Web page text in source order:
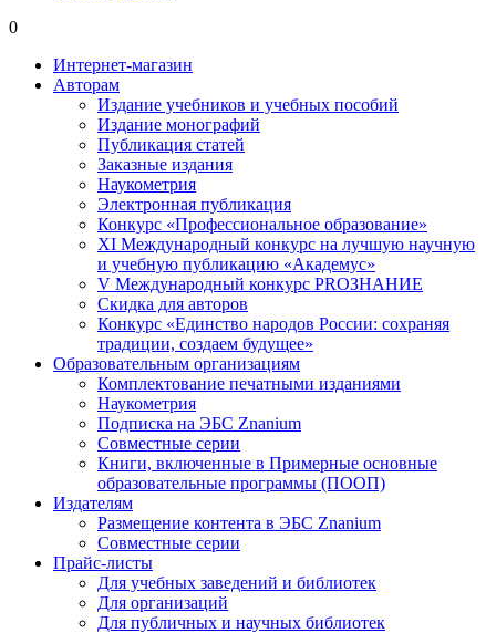
0
Интернет-магазин
Авторам
Издание учебников и учебных пособий
Издание монографий
Публикация статей
Заказные издания
Наукометрия
Электронная публикация
Конкурс «Профессиональное образование»
XI Международный конкурс на лучшую научную
и учебную публикацию «Академус»
V Международный конкурс PROЗНАНИЕ
Скидка для авторов
Конкурс «Единство народов России: сохраняя
традиции, создаем будущее»
Образовательным организациям
Комплектование печатными изданиями
Наукометрия
Подписка на ЭБС Znanium
Совместные серии
Книги, включенные в Примерные основные
образовательные программы (ПООП)
Издателям
Размещение контента в ЭБС Znanium
Совместные серии
Прайс-листы
Для учебных заведений и библиотек
Для организаций
Для публичных и научных библиотек